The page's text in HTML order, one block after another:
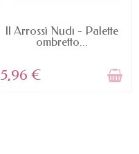
NON DISPONIBILE
Il Arrossì Nudi - Palette
ombretto...
5,96 €